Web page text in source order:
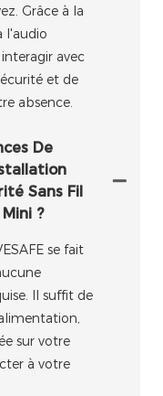
Grâce à la
l'audio
avec
et de
absence.
De
Sans Fil
?
se fait
Il suffit de
sur votre
à votre